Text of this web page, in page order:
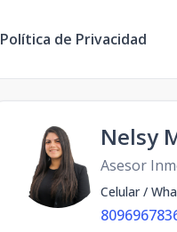
Política de Privacidad
Nelsy
Asesor
Celular /